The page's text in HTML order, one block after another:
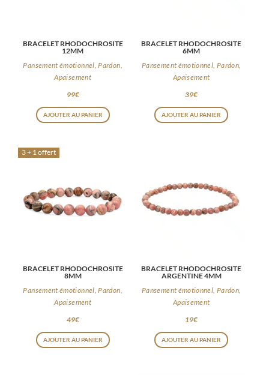
BRACELET RHODOCHROSITE
12MM
Pansement émotionnel, Pardon,
Apaisement
99€
AJOUTER AU PANIER
BRACELET RHODOCHROSITE
6MM
Pansement émotionnel, Pardon,
Apaisement
39€
AJOUTER AU PANIER
3 + 1 offert
BRACELET RHODOCHROSITE
8MM
Pansement émotionnel, Pardon,
Apaisement
49€
AJOUTER AU PANIER
BRACELET RHODOCHROSITE
ARGENTINE 4MM
Pansement émotionnel, Pardon,
Apaisement
19€
AJOUTER AU PANIER